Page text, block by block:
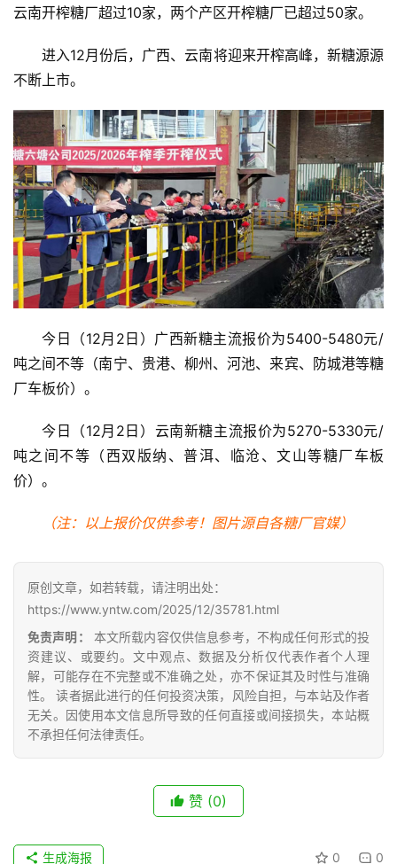
首
页
糖
网
公
专
题
地
区
云南开榨糖厂超过10家，两个产区开榨糖厂已超过50家。
进入12月份后，广西、云南将迎来开榨高峰，新糖源源
不断上市。
今日（12月2日）广西新糖主流报价为5400-5480元/
吨之间不等（南宁、贵港、柳州、河池、来宾、防城港等糖
厂车板价）。
今日（12月2日）云南新糖主流报价为5270-5330元/
吨之间不等（西双版纳、普洱、临沧、文山等糖厂车板
价）。
（注：以上报价仅供参考！图片源自各糖厂官媒）
原创文章，如若转载，请注明出处：
https://www.yntw.com/2025/12/35781.html
免责声明：
本文所载内容仅供信息参考，不构成任何形式的投
资建议、或要约。文中观点、数据及分析仅代表作者个人理
解，可能存在不完整或不准确之处，亦不保证其及时性与准确
性。 读者据此进行的任何投资决策，风险自担，与本站及作者
无关。因使用本文信息所导致的任何直接或间接损失，本站概
不承担任何法律责任。
赞 (0)
0 0
生成海报